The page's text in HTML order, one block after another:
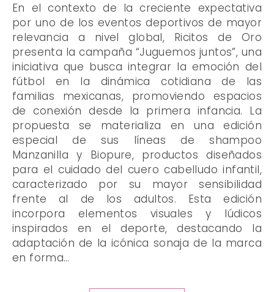
En el contexto de la creciente expectativa
por uno de los eventos deportivos de mayor
relevancia a nivel global, Ricitos de Oro
presenta la campaña “Juguemos juntos”, una
iniciativa que busca integrar la emoción del
fútbol en la dinámica cotidiana de las
familias mexicanas, promoviendo espacios
de conexión desde la primera infancia. La
propuesta se materializa en una edición
especial de sus líneas de shampoo
Manzanilla y Biopure, productos diseñados
para el cuidado del cuero cabelludo infantil,
caracterizado por su mayor sensibilidad
frente al de los adultos. Esta edición
incorpora elementos visuales y lúdicos
inspirados en el deporte, destacando la
adaptación de la icónica sonaja de la marca
en forma…